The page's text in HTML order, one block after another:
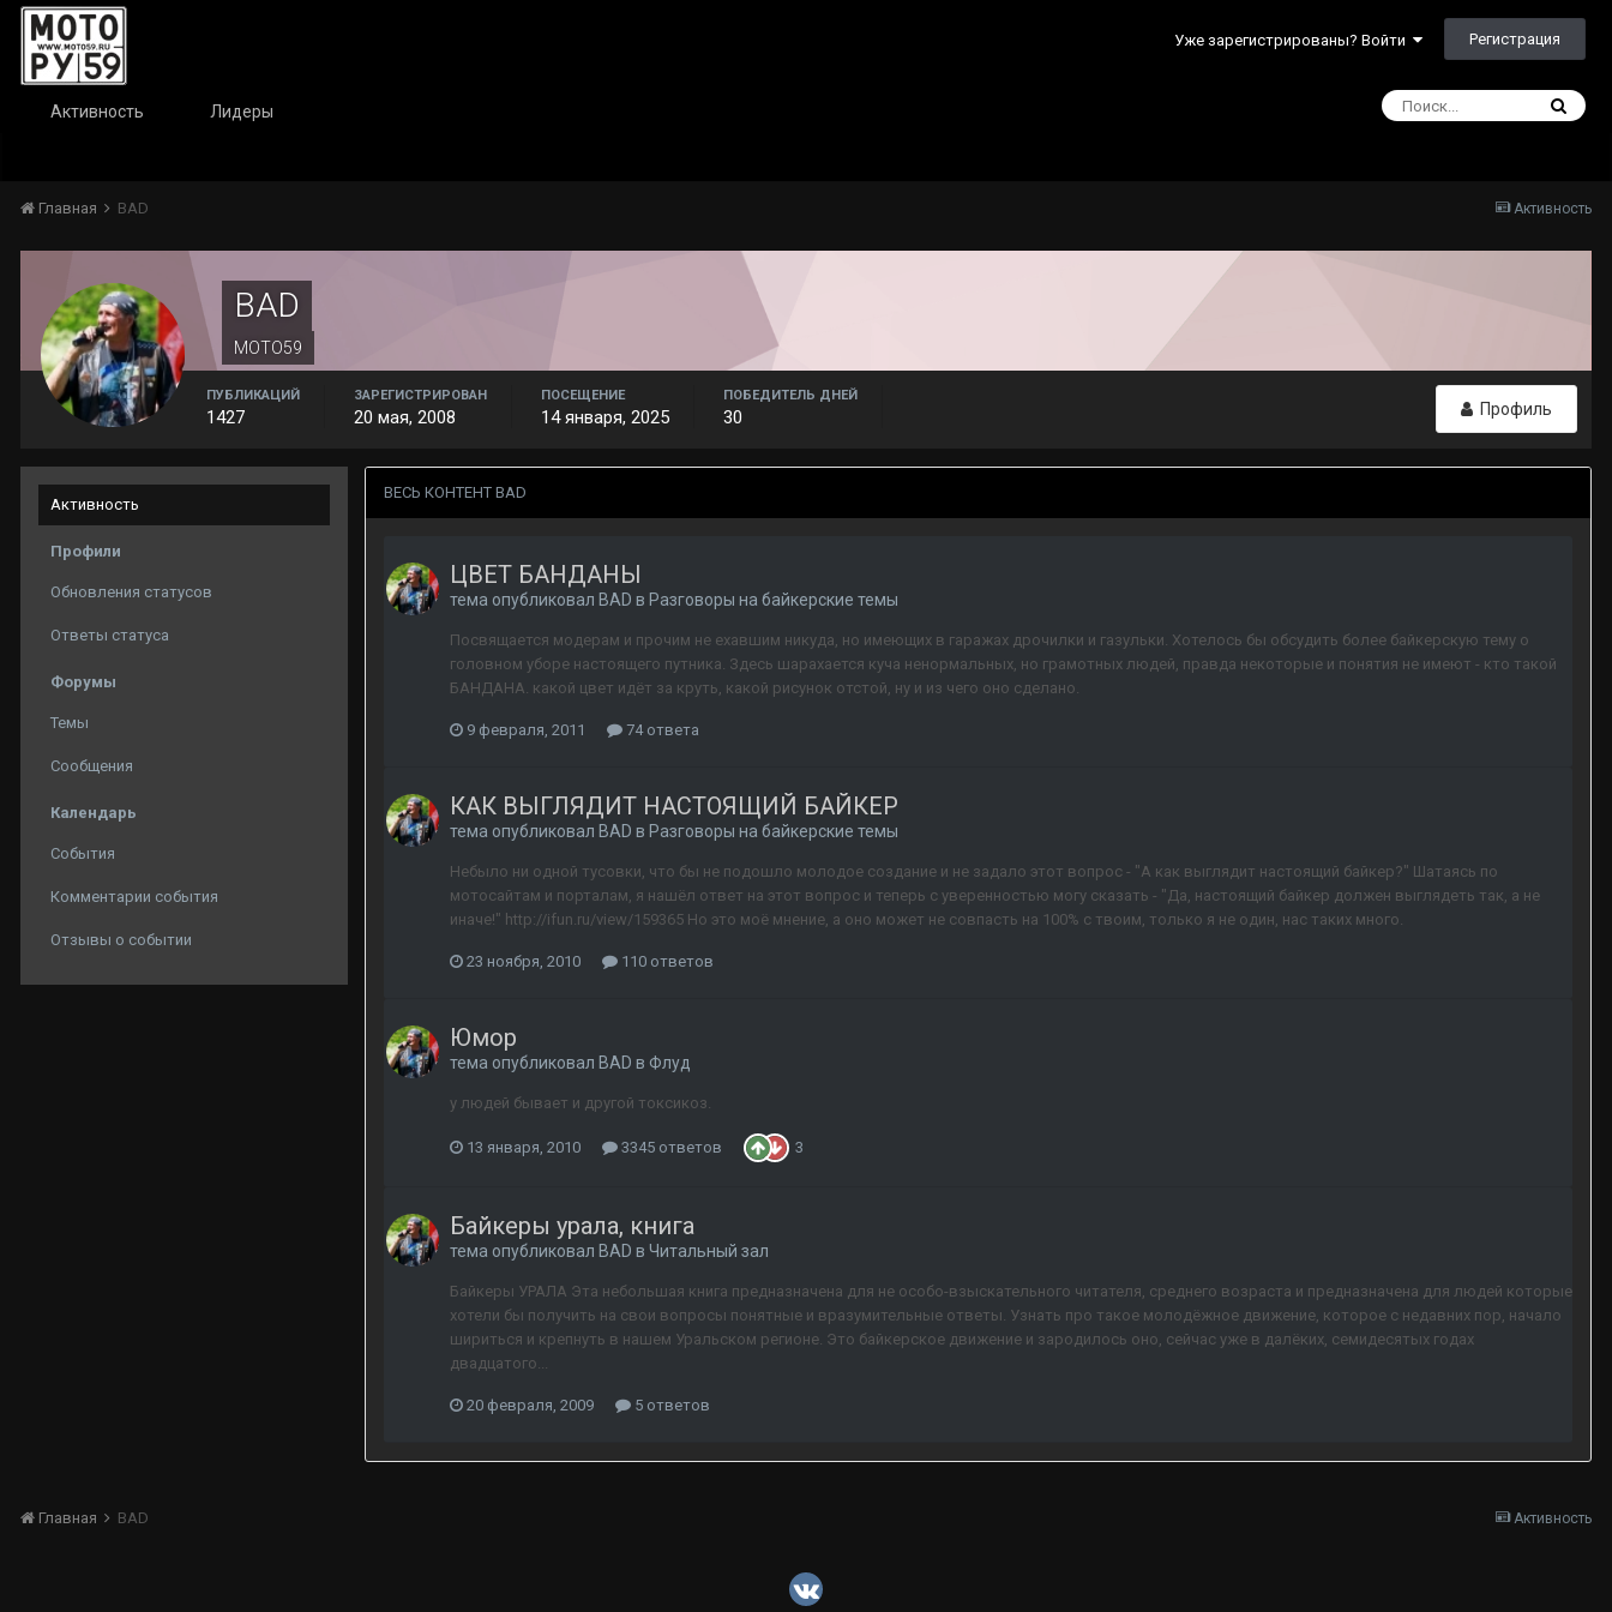
Уже зарегистрированы? Войти Регистрация
Активность Лидеры
Активность
Главная BAD
BAD
МОТО59
Профиль
ПУБЛИКАЦИЙ
1427
ЗАРЕГИСТРИРОВАН
20 мая, 2008
ПОСЕЩЕНИЕ
14 января, 2025
ПОБЕДИТЕЛЬ ДНЕЙ
30
Активность
Профили
Обновления статусов
Ответы статуса
Форумы
Темы
Сообщения
Календарь
События
Комментарии события
Отзывы о событии
ВЕСЬ КОНТЕНТ BAD
ЦВЕТ БАНДАНЫ
тема опубликовал BAD в Разговоры на байкерские темы
Посвящается модерам и прочим не ехавшим никуда, но имеющих в гаражах дрочилки и газульки. Хотелось бы обсудить более байкерскую тему о
головном уборе настоящего путника. Здесь шарахается куча ненормальных, но грамотных людей, правда некоторые и понятия не имеют - кто такой
БАНДАНА. какой цвет идёт за круть, какой рисунок отстой, ну и из чего оно сделано.
9 февраля, 2011 74 ответа
КАК ВЫГЛЯДИТ НАСТОЯЩИЙ БАЙКЕР
тема опубликовал BAD в Разговоры на байкерские темы
Небыло ни одной тусовки, что бы не подошло молодое создание и не задало этот вопрос - "А как выглядит настоящий байкер?" Шатаясь по
мотосайтам и порталам, я нашёл ответ на этот вопрос и теперь с уверенностью могу сказать - "Да, настоящий байкер должен выглядеть так, а не
иначе!" http://ifun.ru/view/159365 Но это моё мнение, а оно может не совпасть на 100% с твоим, только я не один, нас таких много.
23 ноября, 2010 110 ответов
Юмор
тема опубликовал BAD в Флуд
у людей бывает и другой токсикоз.
13 января, 2010 3345 ответов 3
Байкеры урала, книга
тема опубликовал BAD в Читальный зал
Байкеры УРАЛА Эта небольшая книга предназначена для не особо-взыскательного читателя, среднего возраста и предназначена для людей которые
хотели бы получить на свои вопросы понятные и вразумительные ответы. Узнать про такое молодёжное движение, которое с недавних пор, начало
шириться и крепнуть в нашем Уральском регионе. Это байкерское движение и зародилось оно, сейчас уже в далёких, семидесятых годах
двадцатого...
20 февраля, 2009 5 ответов
Активность
Главная BAD